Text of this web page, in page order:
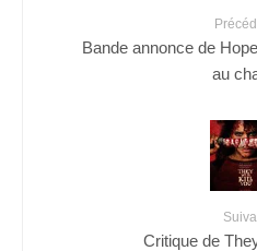
Bande annonce de
au
Critique de